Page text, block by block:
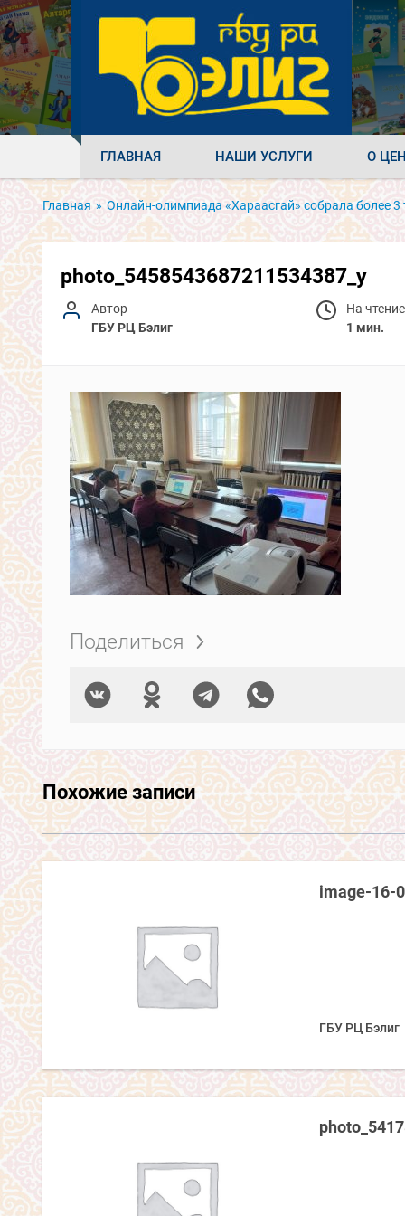
ГЛАВНАЯ НАШИ УСЛУГИ О
Главная » Онлайн-олимпиада «Хараасгай» собрала более
photo_5458543687211534387_y
Автор
ГБУ РЦ Бэлиг
На чтение
1 мин.
Поделиться
Похожие записи
image-16-
ГБУ РЦ Бэлиг